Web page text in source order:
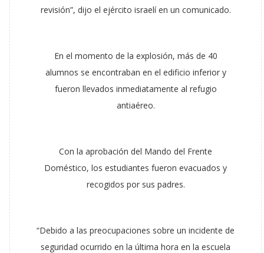
revisión”, dijo el ejército israelí en un comunicado.
En el momento de la explosión, más de 40
alumnos se encontraban en el edificio inferior y
fueron llevados inmediatamente al refugio
antiaéreo.
Con la aprobación del Mando del Frente
Doméstico, los estudiantes fueron evacuados y
recogidos por sus padres.
“Debido a las preocupaciones sobre un incidente de
seguridad ocurrido en la última hora en la escuela